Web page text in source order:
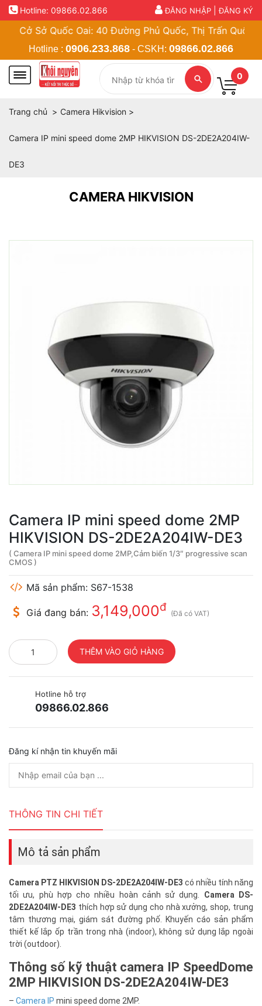
ĐĂNG NHẬP |ĐĂNG KÝ
Hotline: 09866.02.866
Sở Quốc Oai: 40 Đường Phủ Quốc, Thị Trấn Quốc
Hotline : 0906.233.868 - CSKH: 09866.02.866
0
Trang chủ Camera Hikvision
Camera IP mini speed dome 2MP HIKVISION DS-2DE2A204IW-
DE3
CAMERA HIKVISION
Camera IP mini speed dome 2MP
HIKVISION DS-2DE2A204IW-DE3
( Camera IP mini speed dome 2MP,Cảm biến 1/3″ progressive scan
CMOS )
Mã sản phẩm: S67-1538
Giá đang bán: 3,149,000đ (Đã có VAT)
Hotline hỗ trợ
09866.02.866
Đăng kí nhận tin khuyến mãi
THÔNG TIN CHI TIẾT
Mô tả sản phẩm
Camera PTZ HIKVISION DS-2DE2A204IW-DE3 có nhiều tính năng
tối ưu, phù hợp cho nhiều hoàn cảnh sử dụng. Camera DS-
2DE2A204IW-DE3 thích hợp sử dụng cho nhà xưởng, shop, trung
tâm thương mại, giám sát đường phố. Khuyến cáo sản phẩm
thiết kế lắp ốp trần trong nhà (indoor), không sử dụng lắp ngoài
trời (outdoor).
Thông số kỹ thuật camera IP SpeedDome
2MP HIKVISION DS-2DE2A204IW-DE3
– Camera IP mini speed dome 2MP.